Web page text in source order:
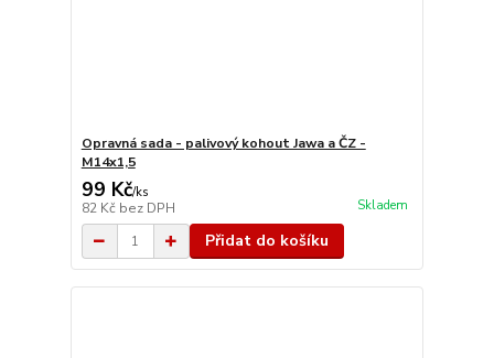
Opravná sada - palivový kohout Jawa a ČZ -
M14x1,5
99 Kč/ks
82 Kč bez DPH Skladem
Přidat do košíku